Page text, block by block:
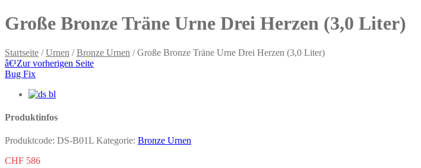
Große Bronze Träne Urne Drei Herzen (3,0 Liter)
Startseite /Urnen /Bronze Urnen / Große Bronze Träne Urne Drei Herzen (3,0 Liter)
â€¹Zur vorherigen Seite
Bug Fix
Produktinfos
Produktcode: DS-B01L Kategorie: Bronze Urnen
CHF 586